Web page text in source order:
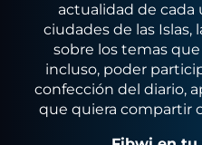
actualidad de cada
ciudades de las Islas,
sobre los temas
incluso, poder
confección del diario,
que quiera compartir